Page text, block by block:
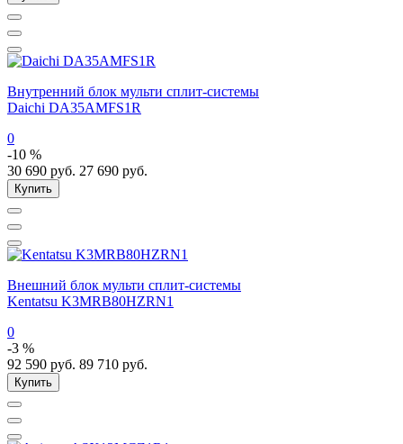
Внутренний блок мульти сплит-системы
Daichi DA35AMFS1R
0
-10 %
30 690 руб. 27 690 руб.
Купить
Внешний блок мульти сплит-системы
Kentatsu K3MRB80HZRN1
0
-3 %
92 590 руб. 89 710 руб.
Купить